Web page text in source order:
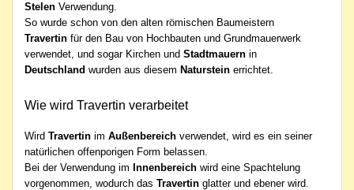
Stelen Verwendung.
So wurde schon von den alten römischen Baumeistern
Travertin für den Bau von Hochbauten und Grundmauerwerk
verwendet, und sogar Kirchen und Stadtmauern in
Deutschland wurden aus diesem Naturstein errichtet.
Wie wird Travertin verarbeitet
Wird Travertin im Außenbereich verwendet, wird es ein seiner
natürlichen offenporigen Form belassen.
Bei der Verwendung im Innenbereich wird eine Spachtelung
vorgenommen, wodurch das Travertin glatter und ebener wird.